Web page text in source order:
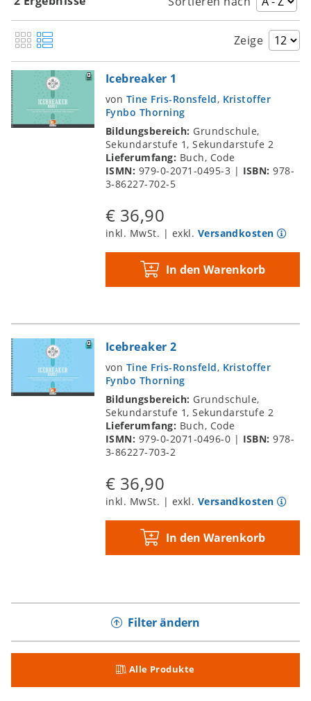
Stimmumfang: Die Randbereiche ausloten
Sing mit: Stimmübungen an bereits
bekannten Melodien
Singen in 3D: Klangdifferenzierung und
Anregungen aus der CVT
Singergy: Singen + Synergie + Energie
Rhythmus im Fokus: Groove, Metrum und
Timing
Fokus Tonhöhe und Intonation
Klang im Fokus: Harmonie und
Klangverschmelzung
Fokus Input und Output: Empathie,
Identifikation und Expressivität
Einsingprogramme
Zeige
Icebreaker 1
von Tine Fris-Ronsfeld, Kristoffer
Fynbo Thorning
Bildungsbereich: Grundschule,
Sekundarstufe 1, Sekundarstufe 2
Lieferumfang: Buch, Code
ISMN: 979-0-2071-0495-3 | ISBN:978-
3-86227-702-5
€ 36,90
inkl. MwSt. | exkl. Versandkosten
In den Warenkorb
Icebreaker 2
von Tine Fris-Ronsfeld, Kristoffer
Fynbo Thorning
Bildungsbereich: Grundschule,
Sekundarstufe 1, Sekundarstufe 2
Lieferumfang: Buch, Code
ISMN: 979-0-2071-0496-0 | ISBN:978-
3-86227-703-2
€ 36,90
inkl. MwSt. | exkl. Versandkosten
In den Warenkorb
Filter ändern
Alle Produkte